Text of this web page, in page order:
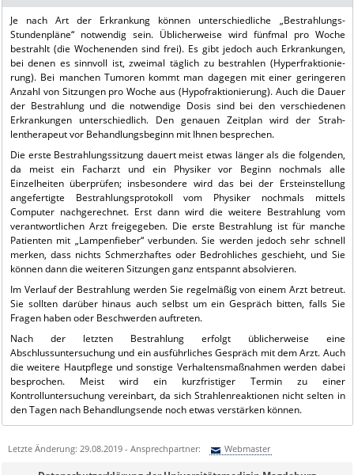
Je nach Art der Erkrankung können unter­schiedliche „Bestrahlungs-
Stundenpläne“ notwendig sein. Üblicherweise wird fünf­mal pro Woche
bestrahlt (die Wochenen­den sind frei). Es gibt jedoch auch Erkran­kungen,
bei denen es sinnvoll ist, zweimal täglich zu bestrahlen (Hyperfraktionie­
rung). Bei manchen Tumoren kommt man dagegen mit einer geringeren
Anzahl von Sitzungen pro Woche aus (Hypofraktio­nierung). Auch die Dauer
der Bestrahlung und die notwendige Dosis sind bei den verschiedenen
Erkrankungen unterschied­lich. Den genauen Zeitplan wird der Strah­
lentherapeut vor Behandlungsbeginn mit Ihnen besprechen.
Die erste Bestrahlungssitzung dauert meist etwas länger als die folgenden,
da meist ein Facharzt und ein Physiker vor Beginn nochmals alle
Einzelheiten überprüfen; insbesondere wird das bei der Ersteinstel­lung
angefertigte Bestrahlungsprotokoll vom Physiker nochmals mittels
Computer nachgerechnet. Erst dann wird die weitere Bestrahlung vom
verantwortlichen Arzt freigegeben. Die erste Bestrahlung ist für manche
Patienten mit „Lampenfieber“ ver­bunden. Sie werden jedoch sehr schnell
merken, dass nichts Schmerzhaftes oder Bedrohliches geschieht, und Sie
können dann die weiteren Sitzungen ganz ent­spannt absolvieren.
Im Verlauf der Bestrahlung werden Sie regelmäßig von einem Arzt betreut.
Sie sollten darüber hinaus auch selbst um ein Gespräch bitten, falls Sie
Fragen haben oder Beschwerden auftreten.
Nach der letzten Bestrahlung erfolgt übli­cherweise eine
Abschlussuntersuchung und ein ausführliches Gespräch mit dem Arzt. Auch
die weitere Hautpflege und sonstige Verhaltensmaßnahmen werden dabei
besprochen. Meist wird ein kurzfristi­ger Termin zu einer
Kontrolluntersuchung vereinbart, da sich Strahlenreaktionen nicht selten in
den Tagen nach Behand­lungsende noch etwas verstärken können.
Letzte Änderung: 29.08.2019 - Ansprechpartner: Webmaster
Sie können eine Nachricht versenden an:Webmaster